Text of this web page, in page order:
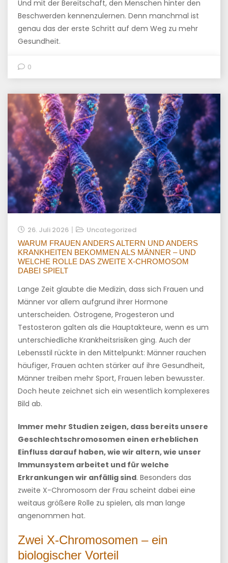
Und mit der Bereitschaft, den Menschen hinter den
Beschwerden kennenzulernen. Denn manchmal ist
genau das der erste Schritt auf dem Weg zu mehr
Gesundheit.
0
26. Juli 2026 Uncategorized
WARUM FRAUEN ANDERS ALTERN UND ANDERS
KRANKHEITEN BEKOMMEN ALS MÄNNER – UND
WELCHE ROLLE DAS ZWEITE X-CHROMOSOM
DABEI SPIELT
Lange Zeit glaubte die Medizin, dass sich Frauen und
Männer vor allem aufgrund ihrer Hormone
unterscheiden. Östrogene, Progesteron und
Testosteron galten als die Hauptakteure, wenn es um
unterschiedliche Krankheitsrisiken ging. Auch der
Lebensstil rückte in den Mittelpunkt: Männer rauchen
häufiger, Frauen achten stärker auf ihre Gesundheit,
Männer treiben mehr Sport, Frauen leben bewusster.
Doch heute zeichnet sich ein wesentlich komplexeres
Bild ab.
Immer mehr Studien zeigen, dass bereits unsere
Geschlechtschromosomen einen erheblichen
Einfluss darauf haben, wie wir altern, wie unser
Immunsystem arbeitet und für welche
Erkrankungen wir anfällig sind. Besonders das
zweite X-Chromosom der Frau scheint dabei eine
weitaus größere Rolle zu spielen, als man lange
angenommen hat.
Zwei X-Chromosomen – ein
biologischer Vorteil